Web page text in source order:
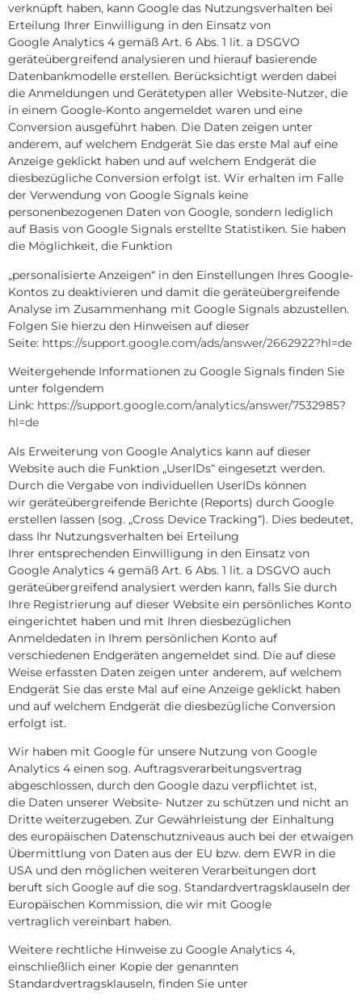
verknüpft haben, kann Google das Nutzungsverhalten bei
Erteilung Ihrer Einwilligung in den Einsatz von
Google Analytics 4 gemäß Art. 6 Abs. 1 lit. a DSGVO
geräteübergreifend analysieren und hierauf basierende
Datenbankmodelle erstellen. Berücksichtigt werden dabei
die Anmeldungen und Gerätetypen aller Website-Nutzer, die
in einem Google-Konto angemeldet waren und eine
Conversion ausgeführt haben. Die Daten zeigen unter
anderem, auf welchem Endgerät Sie das erste Mal auf eine
Anzeige geklickt haben und auf welchem Endgerät die
diesbezügliche Conversion erfolgt ist. Wir erhalten im Falle
der Verwendung von Google Signals keine
personenbezogenen Daten von Google, sondern lediglich
auf Basis von Google Signals erstellte Statistiken. Sie haben
die Möglichkeit, die Funktion
„personalisierte Anzeigen“ in den Einstellungen Ihres Google-
Kontos zu deaktivieren und damit die geräteübergreifende
Analyse im Zusammenhang mit Google Signals abzustellen.
Folgen Sie hierzu den Hinweisen auf dieser
Seite: https://support.google.com/ads/answer/2662922?hl=de
Weitergehende Informationen zu Google Signals finden Sie
unter folgendem
Link: https://support.google.com/analytics/answer/7532985?
hl=de
Als Erweiterung von Google Analytics kann auf dieser
Website auch die Funktion „UserIDs“ eingesetzt werden.
Durch die Vergabe von individuellen UserIDs können
wir geräteübergreifende Berichte (Reports) durch Google
erstellen lassen (sog. „Cross Device Tracking“). Dies bedeutet,
dass Ihr Nutzungsverhalten bei Erteilung
Ihrer entsprechenden Einwilligung in den Einsatz von
Google Analytics 4 gemäß Art. 6 Abs. 1 lit. a DSGVO auch
geräteübergreifend analysiert werden kann, falls Sie durch
Ihre Registrierung auf dieser Website ein persönliches Konto
eingerichtet haben und mit Ihren diesbezüglichen
Anmeldedaten in Ihrem persönlichen Konto auf
verschiedenen Endgeräten angemeldet sind. Die auf diese
Weise erfassten Daten zeigen unter anderem, auf welchem
Endgerät Sie das erste Mal auf eine Anzeige geklickt haben
und auf welchem Endgerät die diesbezügliche Conversion
erfolgt ist.
Wir haben mit Google für unsere Nutzung von Google
Analytics 4 einen sog. Auftragsverarbeitungsvertrag
abgeschlossen, durch den Google dazu verpflichtet ist,
die Daten unserer Website- Nutzer zu schützen und nicht an
Dritte weiterzugeben. Zur Gewährleistung der Einhaltung
des europäischen Datenschutzniveaus auch bei der etwaigen
Übermittlung von Daten aus der EU bzw. dem EWR in die
USA und den möglichen weiteren Verarbeitungen dort
beruft sich Google auf die sog. Standardvertragsklauseln der
Europäischen Kommission, die wir mit Google
vertraglich vereinbart haben.
Weitere rechtliche Hinweise zu Google Analytics 4,
einschließlich einer Kopie der genannten
Standardvertragsklauseln, finden Sie unter